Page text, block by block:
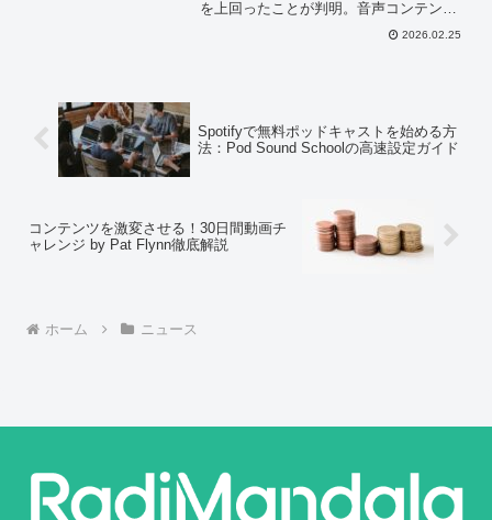
を上回ったことが判明。音声コンテンツ
市場の構造変化と今後のビジネス戦略へ
2026.02.25
Spotifyで無料ポッドキャストを始める方
法：Pod Sound Schoolの高速設定ガイド
コンテンツを激変させる！30日間動画チ
ャレンジ by Pat Flynn徹底解説
ホーム ニュース